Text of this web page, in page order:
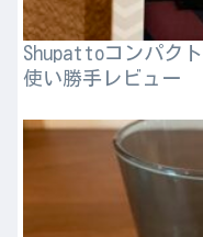
Shupattoコンパク
使い勝手レビュー